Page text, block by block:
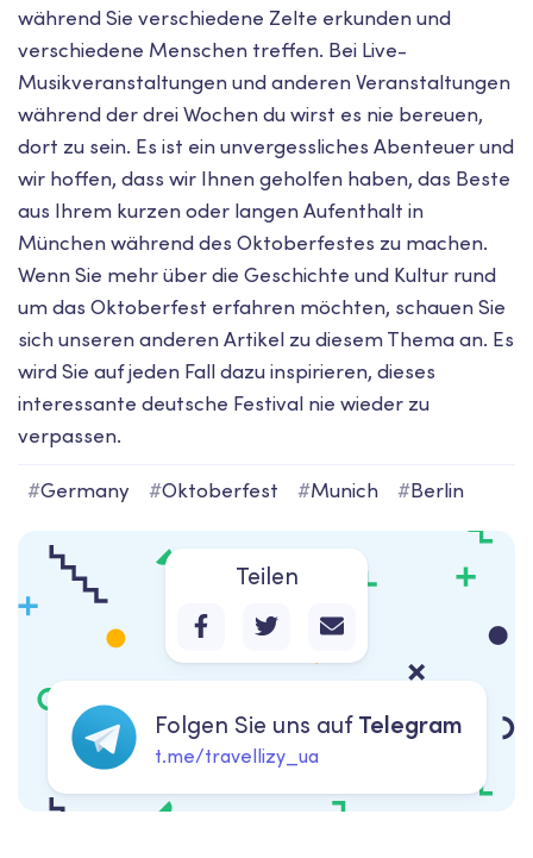
während Sie verschiedene Zelte erkunden und
verschiedene Menschen treffen. Bei Live-
Musikveranstaltungen und anderen Veranstaltungen
während der drei Wochen du wirst es nie bereuen,
dort zu sein. Es ist ein unvergessliches Abenteuer und
wir hoffen, dass wir Ihnen geholfen haben, das Beste
aus Ihrem kurzen oder langen Aufenthalt in
München während des Oktoberfestes zu machen.
Wenn Sie mehr über die Geschichte und Kultur rund
um das Oktoberfest erfahren möchten, schauen Sie
sich unseren anderen Artikel zu diesem Thema an. Es
wird Sie auf jeden Fall dazu inspirieren, dieses
interessante deutsche Festival nie wieder zu
verpassen.
#Germany #Oktoberfest #Munich #Berlin
Teilen
Folgen Sie uns aufTelegram
t.me/travellizy_ua